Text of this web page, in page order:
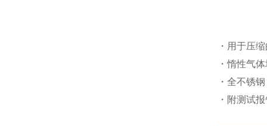
・用于压
・惰性气
・全不锈
・附测试